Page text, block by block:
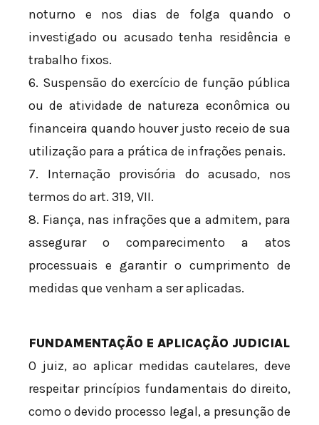
noturno e nos dias de folga quando o
investigado ou acusado tenha residência e
trabalho fixos.
6. Suspensão do exercício de função pública
ou de atividade de natureza econômica ou
financeira quando houver justo receio de sua
utilização para a prática de infrações penais.
7. Internação provisória do acusado, nos
termos do art. 319, VII.
8. Fiança, nas infrações que a admitem, para
assegurar o comparecimento a atos
processuais e garantir o cumprimento de
medidas que venham a ser aplicadas.
FUNDAMENTAÇÃO E APLICAÇÃO JUDICIAL
O juiz, ao aplicar medidas cautelares, deve
respeitar princípios fundamentais do direito,
como o devido processo legal, a presunção de